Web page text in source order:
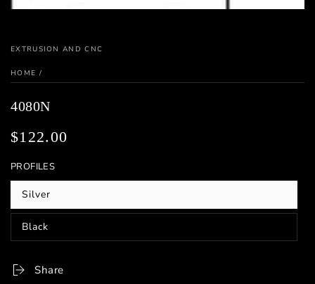
EXTRUSION AND CNC
HOME /
4080N
Regular
$122.00
PROFILES
Silver
Variant
sold
out
or
unavailable
Black
Variant
sold
unavailable
Share